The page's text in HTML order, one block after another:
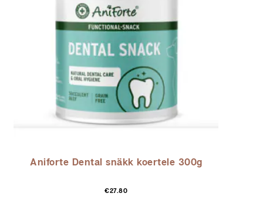
Aniforte Dental snäkk koertele 300g
€27.80